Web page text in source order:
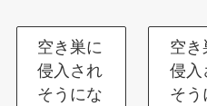
空き巣に
侵入され
そうにな
空き
侵入
そう